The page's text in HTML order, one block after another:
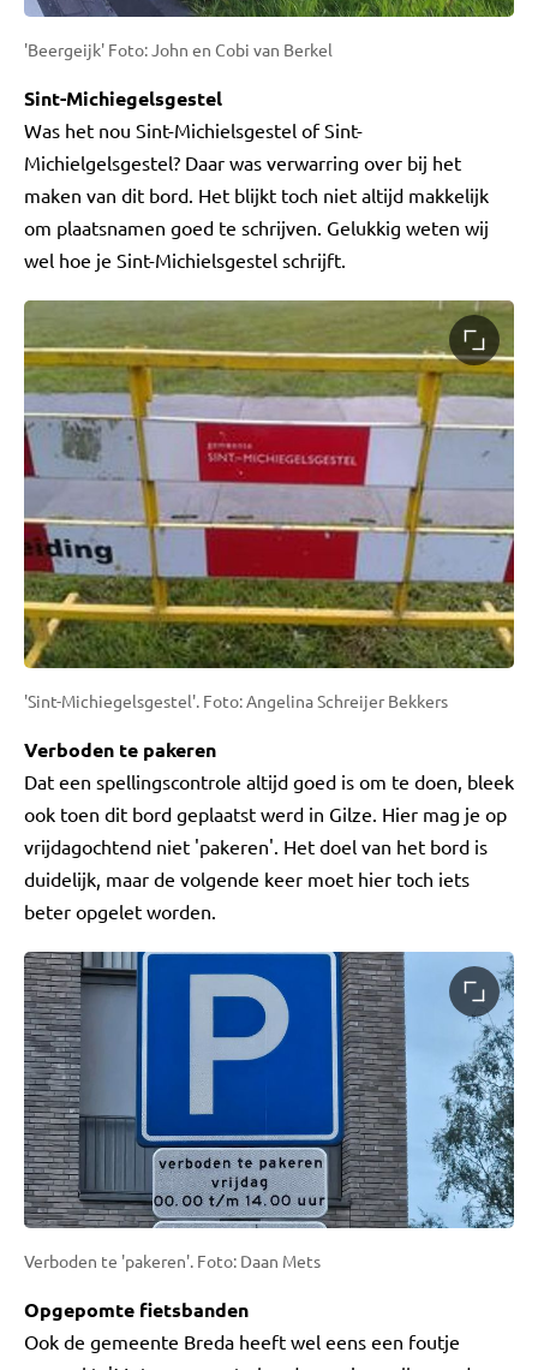
'Beergeijk' Foto: John en Cobi van Berkel
Sint-Michiegelsgestel
Was het nou Sint-Michielsgestel of Sint-
Michielgelsgestel? Daar was verwarring over bij het
maken van dit bord. Het blijkt toch niet altijd makkelijk
om plaatsnamen goed te schrijven. Gelukkig weten wij
wel hoe je Sint-Michielsgestel schrijft.
'Sint-Michiegelsgestel'. Foto: Angelina Schreijer Bekkers
Verboden te pakeren
Dat een spellingscontrole altijd goed is om te doen, bleek
ook toen dit bord geplaatst werd in Gilze. Hier mag je op
vrijdagochtend niet 'pakeren'. Het doel van het bord is
duidelijk, maar de volgende keer moet hier toch iets
beter opgelet worden.
Verboden te 'pakeren'. Foto: Daan Mets
Opgepomte fietsbanden
Ook de gemeente Breda heeft wel eens een foutje